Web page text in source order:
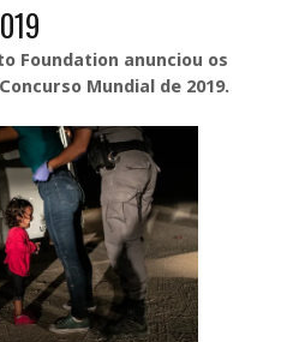
Foundation anunciou os
Mundial de 2019.